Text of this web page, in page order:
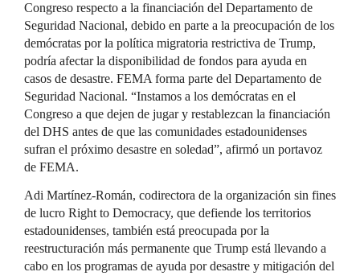
Congreso respecto a la financiación del Departamento de
Seguridad Nacional, debido en parte a la preocupación de los
demócratas por la política migratoria restrictiva de Trump,
podría afectar la disponibilidad de fondos para ayuda en
casos de desastre. FEMA forma parte del Departamento de
Seguridad Nacional. “Instamos a los demócratas en el
Congreso a que dejen de jugar y restablezcan la financiación
del DHS antes de que las comunidades estadounidenses
sufran el próximo desastre en soledad”, afirmó un portavoz
de FEMA.
Adi Martínez-Román, codirectora de la organización sin fines
de lucro Right to Democracy, que defiende los territorios
estadounidenses, también está preocupada por la
reestructuración más permanente que Trump está llevando a
cabo en los programas de ayuda por desastre y mitigación del